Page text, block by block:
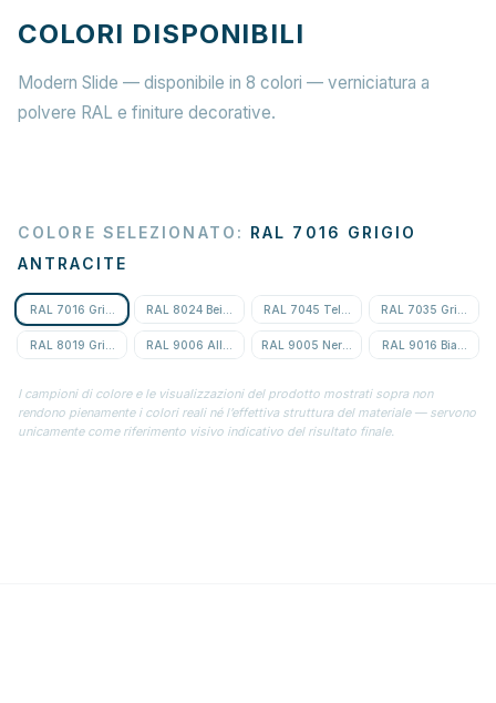
COLORI DISPONIBILI
Modern Slide — disponibile in 8 colori — verniciatura a
polvere RAL e finiture decorative.
COLORE SELEZIONATO : RAL 7016 GRIGIO
ANTRACITE
RAL 7016 Grigio AntraciteRAL 8024 Beige MarroneRAL 7045 Telegrigio 1RAL 7035 Grigio
RAL 8019 Grigio-MarroneRAL 9006 Alluminio BiancoRAL 9005 Nero ProfondoRAL 9016 Bianco
I campioni di colore e le visualizzazioni del prodotto mostrati sopra non
rendono pienamente i colori reali né l’effettiva struttura del materiale — servono
unicamente come riferimento visivo indicativo del risultato finale.